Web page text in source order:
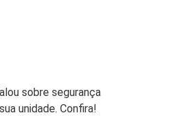
sobre segurança
unidade. Confira!